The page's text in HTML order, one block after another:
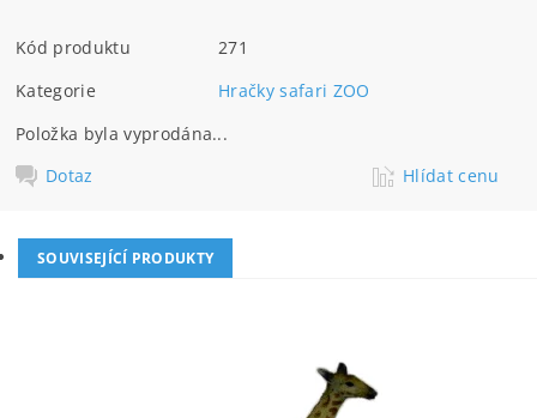
Kód produktu
271
Kategorie
Hračky safari ZOO
Položka byla vyprodána...
Dotaz
Hlídat cenu
SOUVISEJÍCÍ PRODUKTY